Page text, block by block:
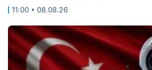
11:00 • 08.08.26